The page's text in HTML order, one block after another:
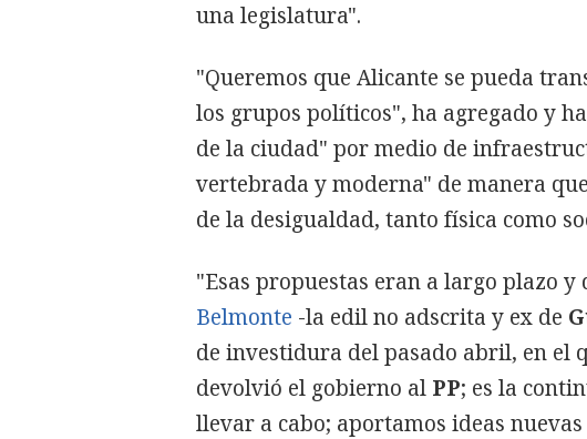
una legislatura".
"Queremos que Alicante se pueda
los grupos políticos", ha agregado y
de la ciudad" por medio de
vertebrada y moderna" de manera
de la desigualdad, tanto física como
"Esas propuestas eran a largo plazo
Belmonte -la edil no adscrita y ex de
de investidura del pasado abril, en el
devolvió el gobierno al PP; es la
llevar a cabo; aportamos ideas